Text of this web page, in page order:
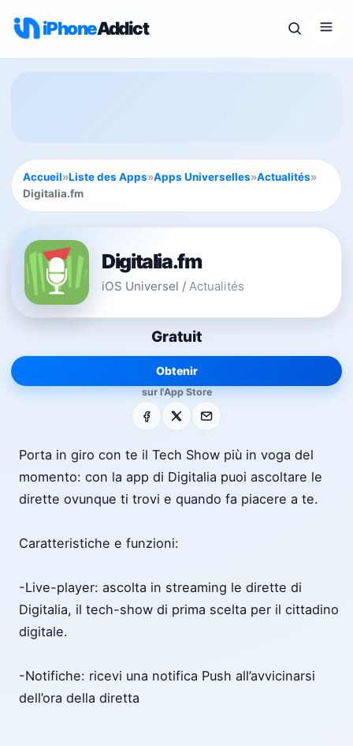
iPhoneAddict
Accueil»Liste des Apps»Apps Universelles»Actualités»
Digitalia.fm
Digitalia.fm
iOS Universel / Actualités
Gratuit
Obtenir
sur l'App Store
Facebook E-mail
Porta in giro con te il Tech Show più in voga del
momento: con la app di Digitalia puoi ascoltare le
dirette ovunque ti trovi e quando fa piacere a te.
Caratteristiche e funzioni:
-Live-player: ascolta in streaming le dirette di
Digitalia, il tech-show di prima scelta per il cittadino
digitale.
-Notifiche: ricevi una notifica Push all’avvicinarsi
dell’ora della diretta